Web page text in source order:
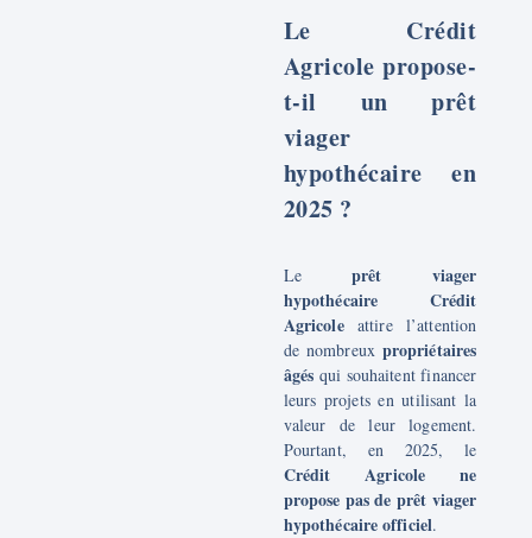
Le Crédit
Agricole propose-
t-il un prêt
viager
hypothécaire en
2025 ?
Leprêt viager
hypothécaire Crédit
Agricoleattire l’attention
de nombreux propriétaires
âgés qui souhaitent financer
leurs projets en utilisant la
valeur de leur logement.
Pourtant, en 2025, le
Crédit Agricole ne
propose pas de prêt viager
hypothécaire officiel.